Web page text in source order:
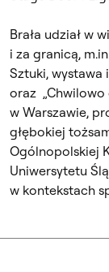
Brała udział w
i za granicą,
Sztuki, wystawa
oraz
w Warszawie,
głębokiej
Ogólnopolskiej
Uniwersytetu
w kontekstach